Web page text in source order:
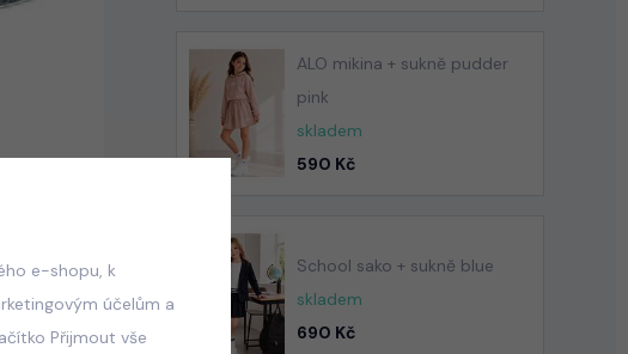
ALO mikina + sukně pudder
pink
skladem
590 Kč
School sako + sukně blue
skladem
690 Kč
e-shopu, k
účelům a
Přijmout vše